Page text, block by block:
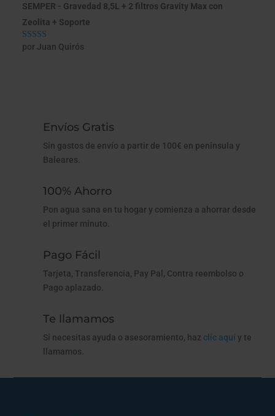
SEMPER - Gravedad 8,5L + 2 filtros Gravity Max con
Zeolita + Soporte
Valorado con
por Juan Quirós
Envíos Gratis
Sin gastos de envío a partir de 100€ en península y
Baleares.
100% Ahorro
Pon agua sana en tu hogar y comienza a ahorrar desde
el primer minuto.
Pago Fácil
Tarjeta, Transferencia, Pay Pal, Contra reembolso o
Pago aplazado.
Te llamamos
Si necesitas ayuda o asesoramiento, haz clic aquíy te
llamamos.